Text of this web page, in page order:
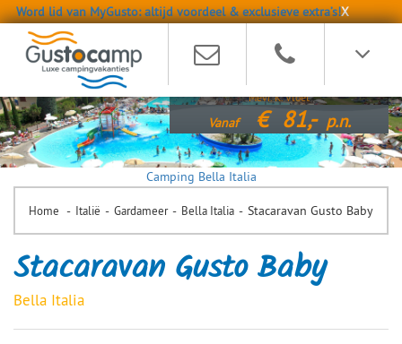
Word lid van MyGusto: altijd voordeel & exclusieve extra’s!X
Camping Bella Italia
Home - Italië - Gardameer - Bella Italia - Stacaravan Gusto Baby
Stacaravan Gusto Baby
Bella Italia
Mevr. K. Vloet
Vanaf € 81,- p.n.